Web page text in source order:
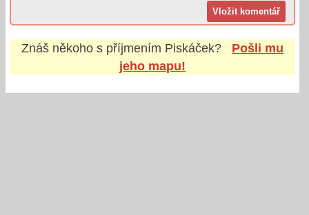
Znáš někoho s příjmením Piskáček?
Pošli mu
jeho mapu!